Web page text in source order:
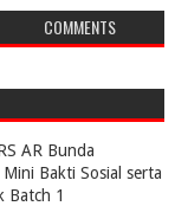
COMMENTS
AR Bunda
Bakti Sosial serta
Batch 1